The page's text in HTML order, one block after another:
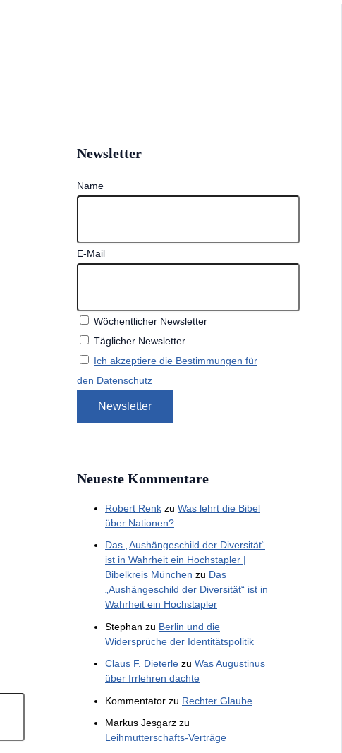
Newsletter
Name
E-Mail
Wöchentlicher Newsletter
Täglicher Newsletter
Ich akzeptiere die Bestimmungen für
den Datenschutz
Neueste Kommentare
Robert Renk zu Was lehrt die Bibel
über Nationen?
Das „Aushängeschild der Diversität“
ist in Wahrheit ein Hochstapler |
Bibelkreis München zu Das
„Aushängeschild der Diversität“ ist in
Wahrheit ein Hochstapler
Stephan zu Berlin und die
Widersprüche der Identitätspolitik
Claus F. Dieterle zu Was Augustinus
über Irrlehren dachte
Kommentator zu Rechter Glaube
Markus Jesgarz zu
Leihmutterschafts-Verträge